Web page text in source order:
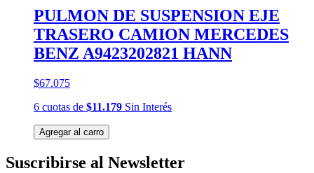
PULMON DE SUSPENSION EJE
TRASERO CAMION MERCEDES
BENZ A9423202821 HANN
$67.075
6 cuotas de $11.179 Sin Interés
Agregar al carro
Suscribirse al Newsletter